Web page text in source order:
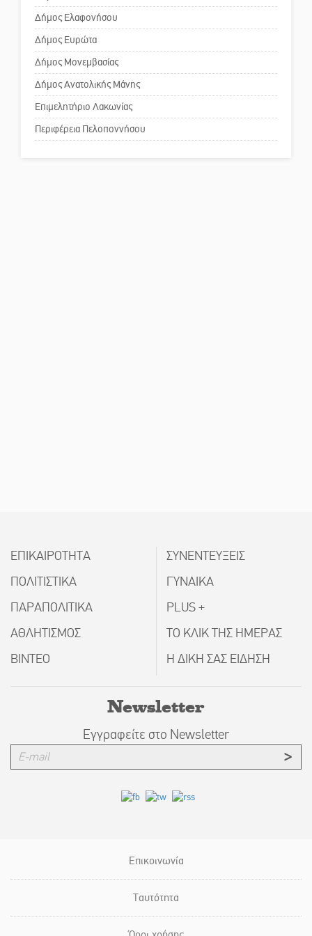
κοινωνικής αναισθησίας
κέντρο της Σπάρτης;
Το δικό σας σχόλιο: Ρύποι
Δήμος Ελαφονήσου
Δήμος Ευρώτα
Δήμος Μονεμβασίας
Δήμος Ανατολικής Μάνης
Επιμελητήριο Λακωνίας
Περιφέρεια Πελοποννήσου
ΕΠΙΚΑΙΡΟΤΗΤΑ
ΠΟΛΙΤΙΣΤΙΚΑ
ΠΑΡΑΠΟΛΙΤΙΚΑ
ΑΘΛΗΤΙΣΜΟΣ
ΒΙΝΤΕΟ
ΣΥΝΕΝΤΕΥΞΕΙΣ
ΓΥΝΑΙΚΑ
PLUS +
ΤΟ ΚΛΙΚ ΤΗΣ ΗΜΕΡΑΣ
Η ΔΙΚΗ ΣΑΣ ΕΙΔΗΣΗ
Newsletter
Εγγραφείτε στο Newsletter
Επικοινωνία
Ταυτότητα